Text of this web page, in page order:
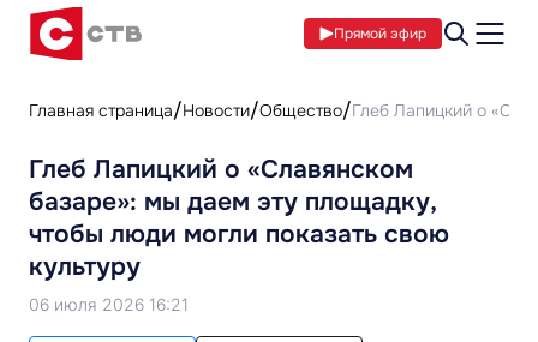
Прямой эфир
Главная страница Новости Общество Глеб Лапицкий о
Глеб Лапицкий о «Славянском
базаре»: мы даем эту площадку,
чтобы люди могли показать свою
культуру
06 июля 2026 16:21